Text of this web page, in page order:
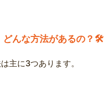
どんな方法があるの？🛠️
主に3つあります。